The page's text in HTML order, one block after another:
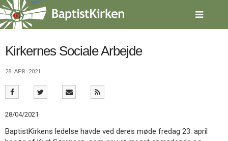
Spring
menu
over
gå
indholdVend
forsiden
1.0:
Forside
3.0:
Kalender
Kirkernes Sociale Arbejde
28. APR. 2021
28/04/2021
BaptistKirkens ledelse havde ved deres møde fredag 23. april